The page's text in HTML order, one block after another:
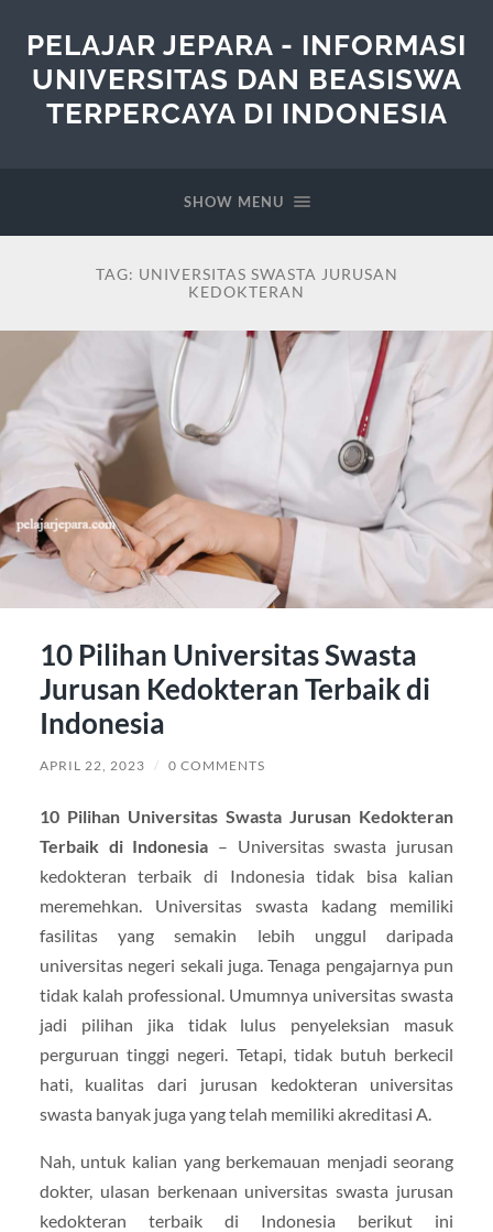
PELAJAR JEPARA - INFORMASI
UNIVERSITAS DAN BEASISWA
TERPERCAYA DI INDONESIA
SHOW MENU
TAG: UNIVERSITAS SWASTA JURUSAN
KEDOKTERAN
10 Pilihan Universitas Swasta
Jurusan Kedokteran Terbaik di
Indonesia
APRIL 22, 2023 / 0 COMMENTS
10 Pilihan Universitas Swasta Jurusan Kedokteran
Terbaik di Indonesia – Universitas swasta jurusan
kedokteran terbaik di Indonesia tidak bisa kalian
meremehkan. Universitas swasta kadang memiliki
fasilitas yang semakin lebih unggul daripada
universitas negeri sekali juga. Tenaga pengajarnya pun
tidak kalah professional. Umumnya universitas swasta
jadi pilihan jika tidak lulus penyeleksian masuk
perguruan tinggi negeri. Tetapi, tidak butuh berkecil
hati, kualitas dari jurusan kedokteran universitas
swasta banyak juga yang telah memiliki akreditasi A.
Nah, untuk kalian yang berkemauan menjadi seorang
dokter, ulasan berkenaan universitas swasta jurusan
kedokteran terbaik di Indonesia berikut ini